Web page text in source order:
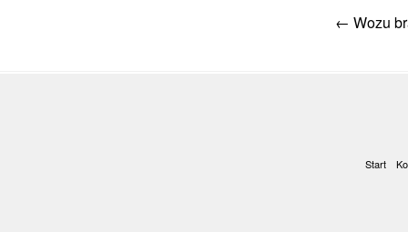
Post
← Wozu
Start